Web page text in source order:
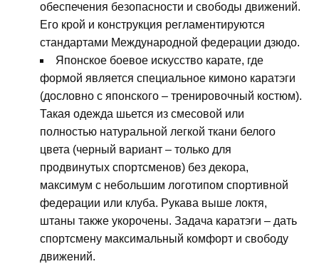
обеспечения безопасности и свободы движений.
Его крой и конструкция регламентируются
стандартами Международной федерации дзюдо.
Японское боевое искусство карате, где
формой является специальное кимоно каратэги
(дословно с японского – тренировочный костюм).
Такая одежда шьется из смесовой или
полностью натуральной легкой ткани белого
цвета (черный вариант – только для
продвинутых спортсменов) без декора,
максимум с небольшим логотипом спортивной
федерации или клуба. Рукава выше локтя,
штаны также укорочены. Задача каратэги – дать
спортсмену максимальный комфорт и свободу
движений.